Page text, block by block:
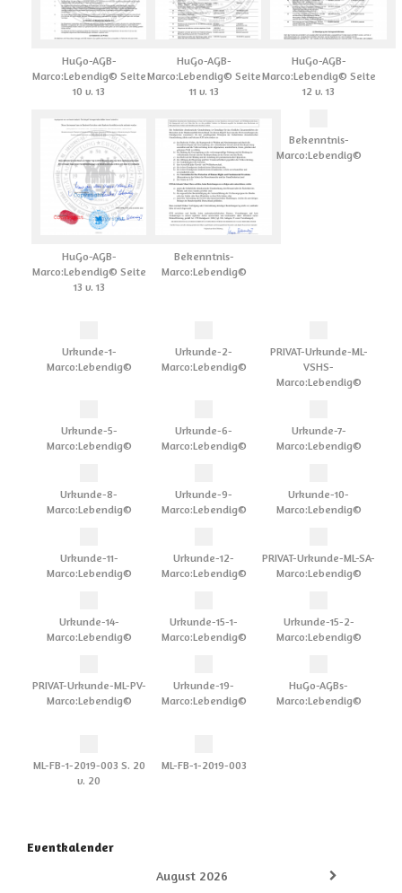
HuGo-AGB-
Marco:Lebendig© Seite
10 v. 13
HuGo-AGB-
Marco:Lebendig© Seite
11 v. 13
HuGo-AGB-
Marco:Lebendig© Seite
12 v. 13
HuGo-AGB-
Marco:Lebendig© Seite
13 v. 13
Bekenntnis-
Marco:Lebendig©
Bekenntnis-
Marco:Lebendig©
Urkunde-1-
Marco:Lebendig©
Urkunde-2-
Marco:Lebendig©
PRIVAT-Urkunde-ML-
VSHS-
Marco:Lebendig©
Urkunde-5-
Marco:Lebendig©
Urkunde-6-
Marco:Lebendig©
Urkunde-7-
Marco:Lebendig©
Urkunde-8-
Marco:Lebendig©
Urkunde-9-
Marco:Lebendig©
Urkunde-10-
Marco:Lebendig©
Urkunde-11-
Marco:Lebendig©
Urkunde-12-
Marco:Lebendig©
PRIVAT-Urkunde-ML-SA-
Marco:Lebendig©
Urkunde-14-
Marco:Lebendig©
Urkunde-15-1-
Marco:Lebendig©
Urkunde-15-2-
Marco:Lebendig©
PRIVAT-Urkunde-ML-PV-
Marco:Lebendig©
Urkunde-19-
Marco:Lebendig©
HuGo-AGBs-
Marco:Lebendig©
ML-FB-1-2019-003 S. 20
v. 20
ML-FB-1-2019-003
Eventkalender
August 2026